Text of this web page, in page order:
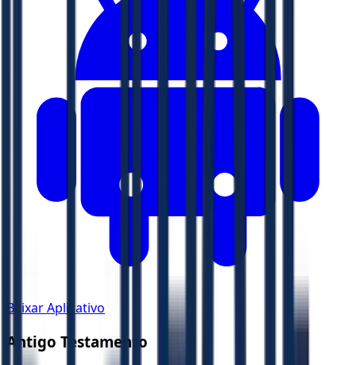
Baixar Aplicativo
Antigo Testamento